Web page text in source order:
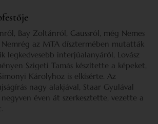
Bay Zoltánról, Gaussról, még Nemes
Nemrég az MTA dísztermében mutatták
legkedvesebb interjúalanyáról, Lovász
Szigeti Tamás készítette a képeket,
Károlyhoz is elkísérte. Az
nagy alakjával, Staar Gyulával
éven át szerkesztette, vezette a